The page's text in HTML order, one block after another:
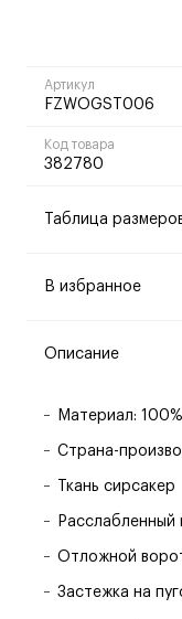
Артикул
FZWOGST006
Код товара
382780
Таблица
В избранное
Описание
Материал:
Страна-
Ткань сирсакер
Расслабленный
Отложной
Застежка на